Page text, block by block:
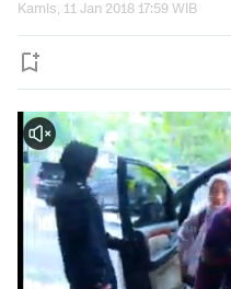
Kamis, 11 Jan 2018 17:59 WIB